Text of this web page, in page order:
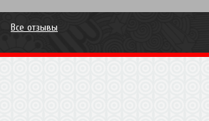
Все отзывы